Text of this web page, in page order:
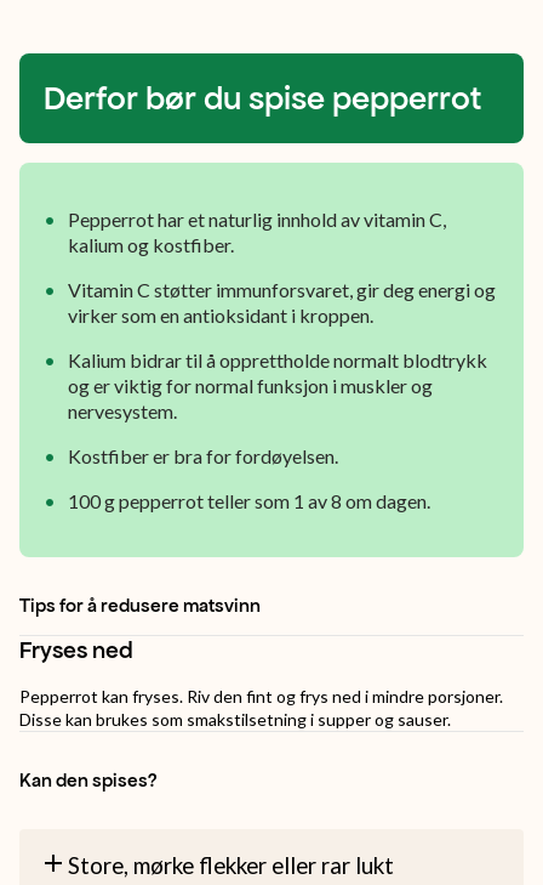
som
burde
nytes
små
porsjoner.
Derfor bør du spise pepperrot
Pepperrot har et naturlig innhold av vitamin C,
kalium og kostfiber.
Vitamin C støtter immunforsvaret, gir deg energi og
virker som en antioksidant i kroppen.
Kalium bidrar til å opprettholde normalt blodtrykk
og er viktig for normal funksjon i muskler og
nervesystem.
Kostfiber er bra for fordøyelsen.
100 g pepperrot teller som 1 av 8 om dagen.
Tips for å redusere matsvinn
Fryses ned
Pepperrot kan fryses. Riv den fint og frys ned i mindre porsjoner.
Disse kan brukes som smakstilsetning i supper og sauser.
Kan den spises?
Store, mørke flekker eller rar lukt